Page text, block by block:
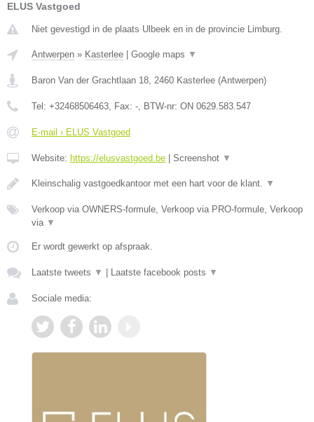
ELUS Vastgoed
Niet gevestigd in de plaats Ulbeek en in de provincie Limburg.
Antwerpen » Kasterlee Google maps ▼
Baron Van der Grachtlaan 18, 2460 Kasterlee (Antwerpen)
Tel: +32468506463, Fax: -, BTW-nr: ON 0629.583.547
E-mail › ELUS Vastgoed
Website: https://elusvastgoed.be Screenshot ▼
Kleinschalig vastgoedkantoor met een hart voor de klant. ▼
Verkoop via OWNERS-formule, Verkoop via PRO-formule, Verkoop
via ▼
Er wordt gewerkt op afspraak.
Laatste tweets ▼ Laatste facebook posts ▼
Sociale media: